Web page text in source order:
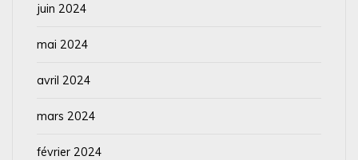
juin 2024
mai 2024
avril 2024
mars 2024
février 2024